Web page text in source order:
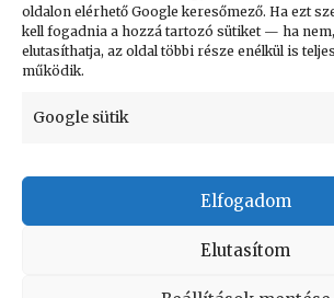
oldalon elérhető Google keresőmező. Ha ezt
kell fogadnia a hozzá tartozó sütiket — ha
elutasíthatja, az oldal többi része enélkül is
működik.
Google sütik
Elfogadom
Elutasítom
Létrehozva: 2019.05.30. 09:51
Utolsó módosítás: 2019.05.30. 09:51
Impresszum
Adatvédelmi tájékoztató
Vissza a lap